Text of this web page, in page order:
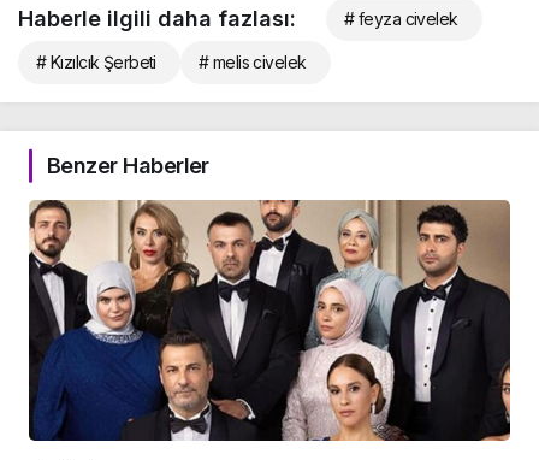
Haberle ilgili daha fazlası: # feyza civelek
# Kızılcık Şerbeti # melis civelek
Benzer Haberler